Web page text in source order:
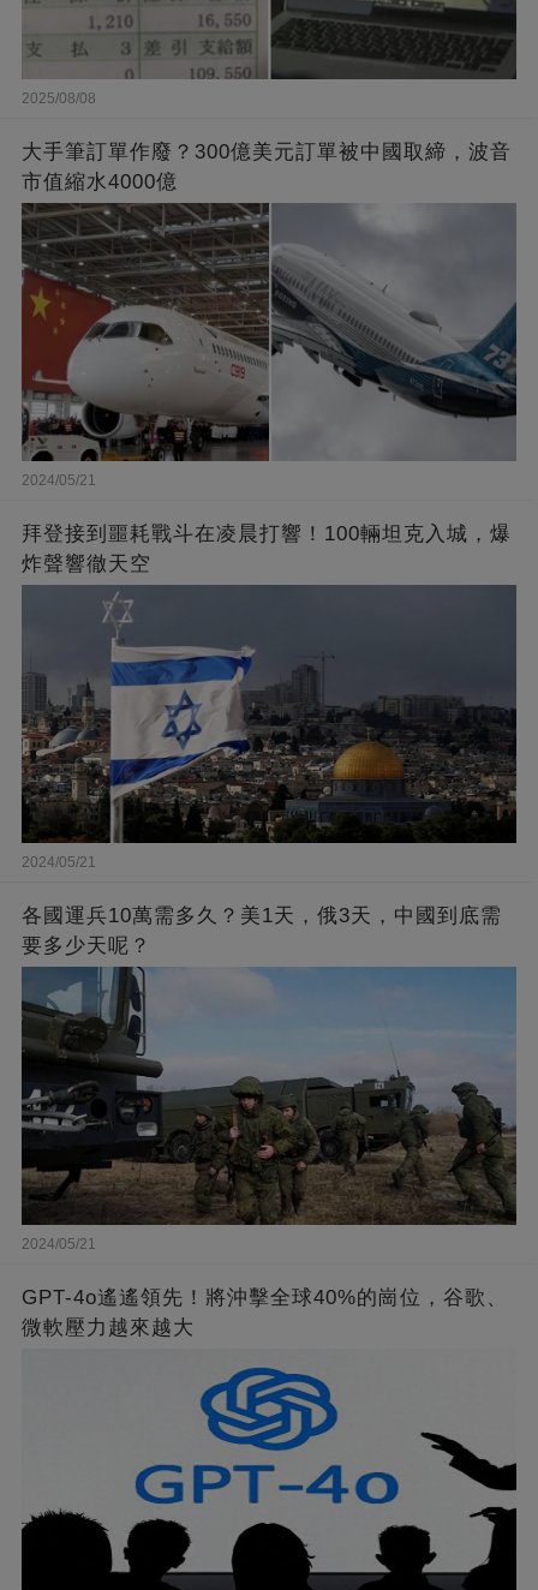
2025/08/08
大手筆訂單作廢？300億美元訂單被中國取締，波音
市值縮水4000億
2024/05/21
拜登接到噩耗戰斗在凌晨打響！100輛坦克入城，爆
炸聲響徹天空
2024/05/21
各國運兵10萬需多久？美1天，俄3天，中國到底需
要多少天呢？
2024/05/21
GPT-4o遙遙領先！將沖擊全球40%的崗位，谷歌、
微軟壓力越來越大